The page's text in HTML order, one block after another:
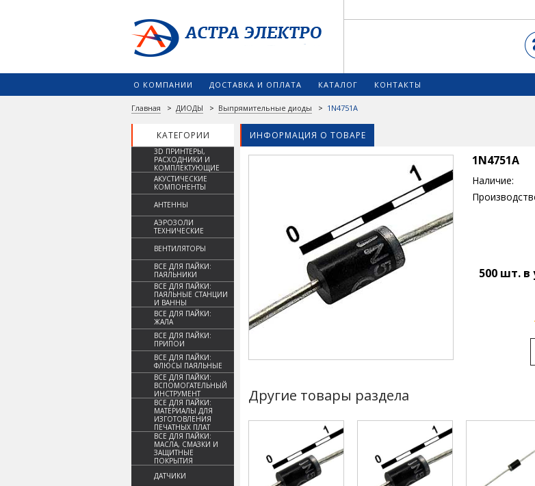
О КОМПАНИИ ДОСТАВКА И ОПЛАТА КАТАЛОГ КОНТАКТЫ
Главная > ДИОДЫ > Выпрямительные диоды > 1N4751A
КАТЕГОРИИ ИНФОРМАЦИЯ О ТОВАРЕ
3D ПРИНТЕРЫ,
РАСХОДНИКИ И
КОМПЛЕКТУЮЩИЕ
АКУСТИЧЕСКИЕ
КОМПОНЕНТЫ
АНТЕННЫ
АЭРОЗОЛИ
ТЕХНИЧЕСКИЕ
ВЕНТИЛЯТОРЫ
ВСЕ ДЛЯ ПАЙКИ:
ПАЯЛЬНИКИ
ВСЕ ДЛЯ ПАЙКИ:
ПАЯЛЬНЫЕ СТАНЦИИ
И ВАННЫ
ВСЕ ДЛЯ ПАЙКИ:
ЖАЛА
ВСЕ ДЛЯ ПАЙКИ:
ПРИПОИ
ВСЕ ДЛЯ ПАЙКИ:
ФЛЮСЫ ПАЯЛЬНЫЕ
ВСЕ ДЛЯ ПАЙКИ:
ВСПОМОГАТЕЛЬНЫЙ
ИНСТРУМЕНТ
ВСЕ ДЛЯ ПАЙКИ:
МАТЕРИАЛЫ ДЛЯ
ИЗГОТОВЛЕНИЯ
ПЕЧАТНЫХ ПЛАТ
ВСЕ ДЛЯ ПАЙКИ:
МАСЛА, СМАЗКИ И
ЗАЩИТНЫЕ
ПОКРЫТИЯ
ДАТЧИКИ
1N4751A
Наличие:
500 шт. в
Другие товары раздела